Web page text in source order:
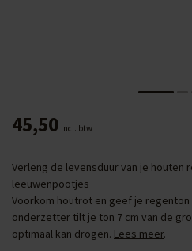
45,50 Incl. btw
Verleng de levensduur van je houten
leeuwenpootjes
Voorkom houtrot en geef je
onderzetter tilt je ton 7 cm van de
optimaal kan drogen. Lees meer.